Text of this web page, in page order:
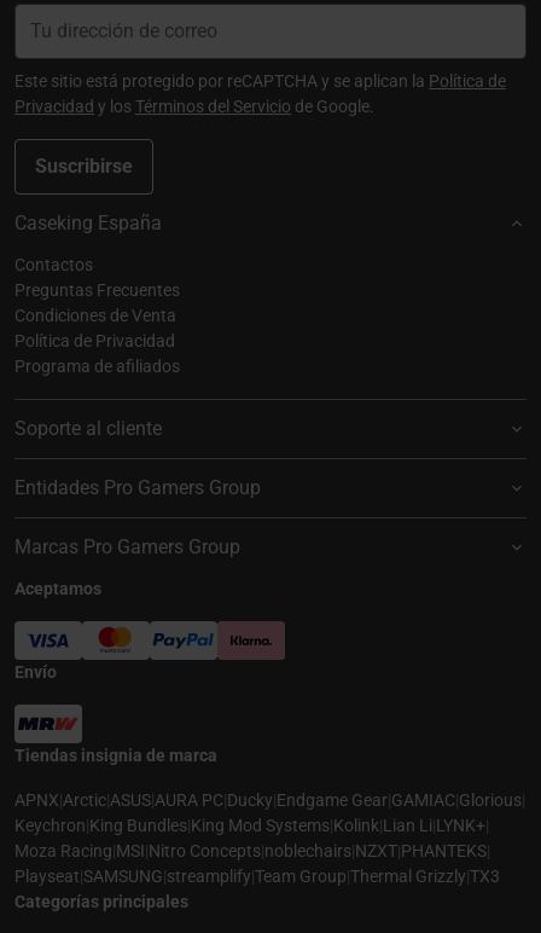
Suscribirse
Este sitio está protegido por reCAPTCHA y se aplican la Política de
Privacidad y losTérminos del Servicio de Google.
Caseking España
Contactos
Preguntas Frecuentes
Condiciones de Venta
Política de Privacidad
Programa de afiliados
Soporte al cliente
Entidades Pro Gamers Group
Marcas Pro Gamers Group
Aceptamos
Envío
Tiendas insignia de marca
APNX|Arctic|ASUS|AURA PC|Ducky|Endgame Gear|GAMIAC|Glorious|
Keychron|King Bundles|King Mod Systems|Kolink|Lian Li|LYNK+|
Moza Racing|MSI|Nitro Concepts|noblechairs|NZXT|PHANTEKS|
Playseat|SAMSUNG|streamplify|Team Group|Thermal Grizzly|TX3
Categorías principales